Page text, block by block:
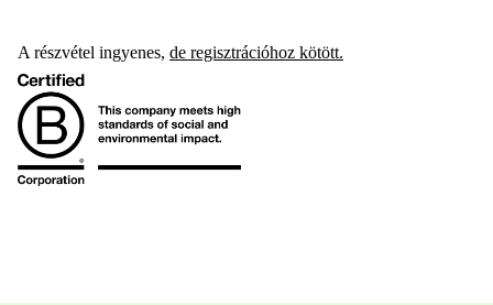
A részvétel ingyenes, de regisztrációhoz kötött.